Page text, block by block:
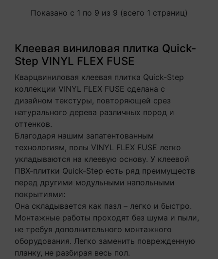
Показано с 1 по 9 из 9 (всего 1 страниц)
Клеевая виниловая плитка Quick-
Step VINYL FLEX FUSE
Кварцвиниловая клеевая плитка Quick-Step
коллекции VINYL FLEX FUSE сделана с
дизайном текстуры, повторяющей срез
натурального дерева различных пород и
оттенков.
Благодаря нашим запатентованным
технологиям, полы VINYL FLEX FUSE легко
укладываются на клеевую основу. У клеевой
ПВХ-плитки Quick-Step есть ряд преимуществ
перед другими модульными напольными
покрытиями:
Она складывается как пазл – легко и быстро.
Монтажные работы проходят без шума и пыли,
не требуя дополнительного монтажного
оборудования. Легко заменить поврежденную
планку, не разбирая весь пол.